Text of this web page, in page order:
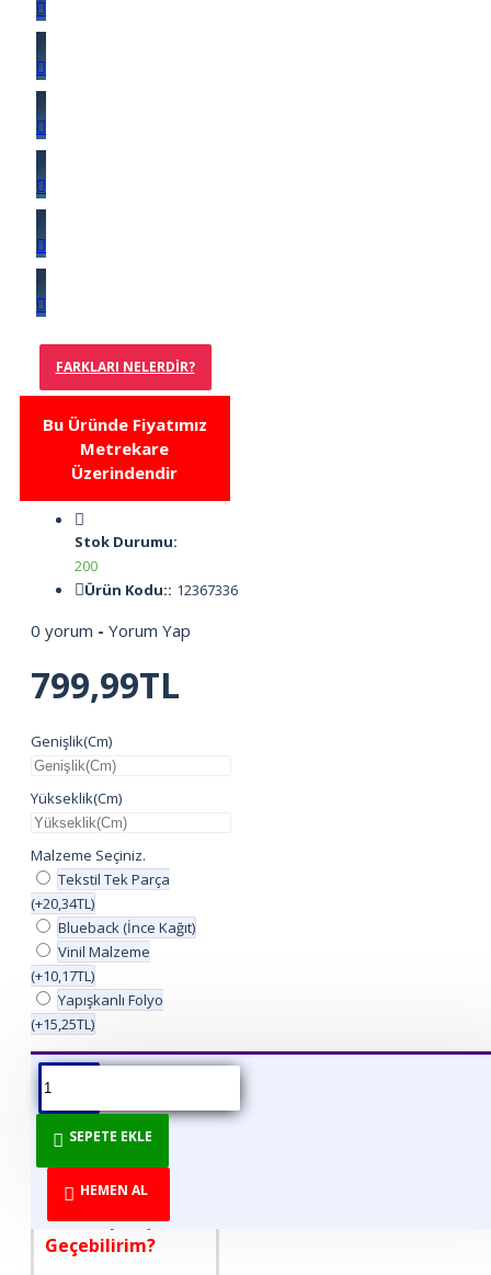
FARKLARI NELERDIR?
Bu Üründe Fiyatımız
Metrekare
Üzerindendir
Stok Durumu:
200
Ürün Kodu:: 12367336
0 yorum - Yorum Yap
799,99TL
Genişlik(Cm)
Yükseklik(Cm)
Malzeme Seçiniz.
Tekstil Tek Parça
(+20,34TL)
Blueback (İnce Kağıt)
Vinil Malzeme
(+10,17TL)
Yapışkanlı Folyo
(+15,25TL)
SEPETE EKLE
HEMEN AL
ÜRÜN BILGISI ÜRÜN YORUMLARI
DİREKT ÜRETİCİDEN
TÜKETİCİYE!
Nasıl Sipariş
Geçebilirim?